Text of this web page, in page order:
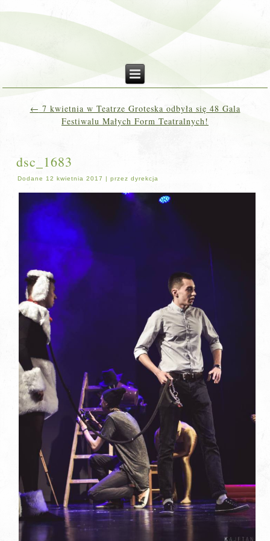
← 7 kwietnia w Teatrze Groteska odbyła się 48 Gala
Festiwalu Małych Form Teatralnych!
dsc_1683
Dodane 12 kwietnia 2017 |przez dyrekcja